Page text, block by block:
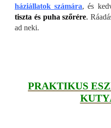
háziállatok számára, és
tiszta és puha szőrére.
ad neki.
PRAKTIKUS